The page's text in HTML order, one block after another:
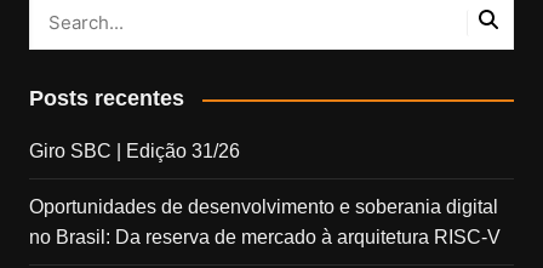
Posts recentes
Giro SBC | Edição 31/26
Oportunidades de desenvolvimento e soberania digital
no Brasil: Da reserva de mercado à arquitetura RISC-V